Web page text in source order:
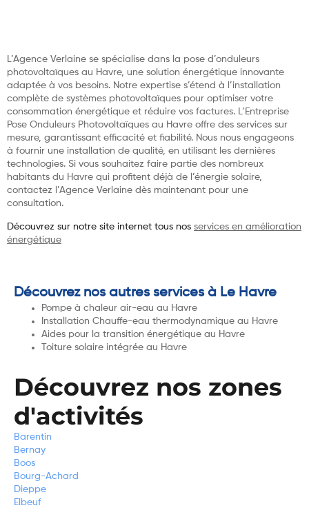
L’Agence Verlaine se spécialise dans la pose d’onduleurs
photovoltaïques au Havre, une solution énergétique innovante
adaptée à vos besoins. Notre expertise s’étend à l’installation
complète de systèmes photovoltaïques pour optimiser votre
consommation énergétique et réduire vos factures. L’Entreprise
Pose Onduleurs Photovoltaïques au Havre offre des services sur
mesure, garantissant efficacité et fiabilité. Nous nous engageons
à fournir une installation de qualité, en utilisant les dernières
technologies. Si vous souhaitez faire partie des nombreux
habitants du Havre qui profitent déjà de l’énergie solaire,
contactez l’Agence Verlaine dès maintenant pour une
consultation.
Découvrez sur notre site internet tous nos services en amélioration
énergétique
Découvrez nos autres services à Le Havre
Pompe à chaleur air-eau au Havre
Installation Chauffe-eau thermodynamique au Havre
Aides pour la transition énergétique au Havre
Toiture solaire intégrée au Havre
Découvrez nos zones
d'activités
Barentin
Bernay
Boos
Bourg-Achard
Dieppe
Elbeuf